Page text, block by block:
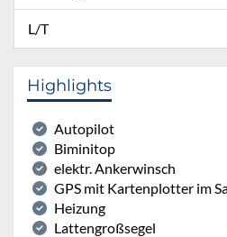
L/T
Highlights
Autopilot
Biminitop
elektr. Ankerwinsch
GPS mit Kartenplotter im
Heizung
Lattengroßsegel